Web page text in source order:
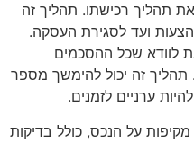
את תהליך רכישתו. תהליך זה
ועד לסגירת העסקה.
לוודא שכל ההסכמים
זה יכול להימשך מספר
ערניים לזמנים.
על הנכס, כולל בדיקות